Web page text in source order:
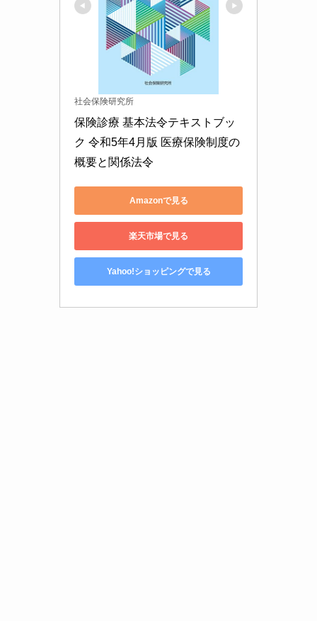
社会保険研究所
保険診療 基本法令テキストブッ
ク 令和5年4月版 医療保険制度の
概要と関係法令
Amazonで見る
楽天市場で見る
Yahoo!ショッピングで見る